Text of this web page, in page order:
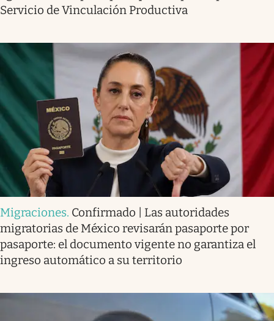
Servicio de Vinculación Productiva
Migraciones. Confirmado | Las autoridades
migratorias de México revisarán pasaporte por
pasaporte: el documento vigente no garantiza el
ingreso automático a su territorio